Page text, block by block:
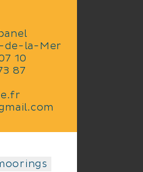
de-la-Mer
10
87